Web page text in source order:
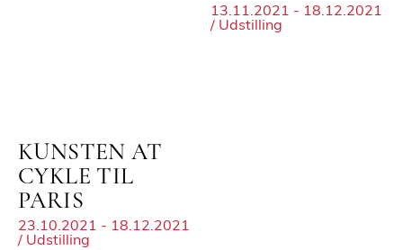
13.11.2021 - 18.12.2021
/ Udstilling
KUNSTEN AT
CYKLE TIL
PARIS
23.10.2021 - 18.12.2021
/ Udstilling